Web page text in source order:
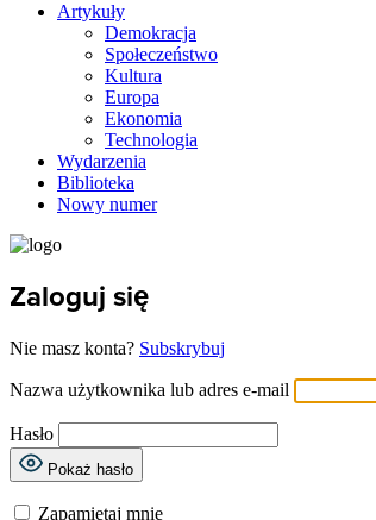
Artykuły
Demokracja
Społeczeństwo
Kultura
Europa
Ekonomia
Technologia
Wydarzenia
Biblioteka
Nowy numer
Zaloguj się
Nie masz konta? Subskrybuj
Nazwa użytkownika lub adres e-mail
Hasło
Pokaż hasło
Zapamiętaj mnie